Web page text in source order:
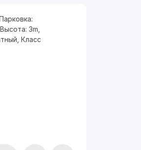
Высота: 3m
Класс